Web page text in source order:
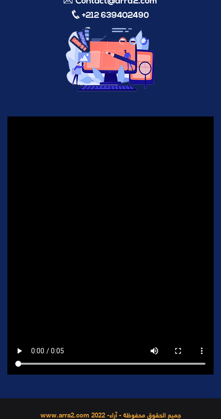
جميع الحقوق محفوظة - آراء- 2022 www.arra2.com